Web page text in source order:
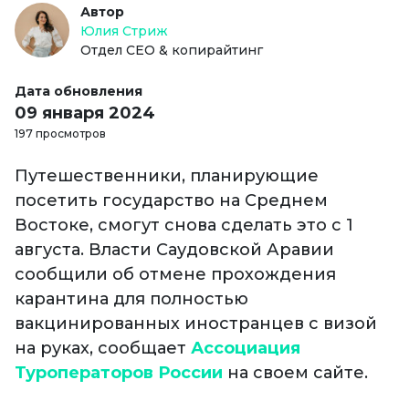
Автор
Юлия Стриж
Отдел СЕО & копирайтинг
Дата обновления
09 января 2024
197 просмотров
Путешественники, планирующие
посетить государство на Среднем
Востоке, смогут снова сделать это с 1
августа. Власти Саудовской Аравии
сообщили об отмене прохождения
карантина для полностью
вакцинированных иностранцев с визой
на руках, сообщает Ассоциация
Туроператоров России на своем сайте.